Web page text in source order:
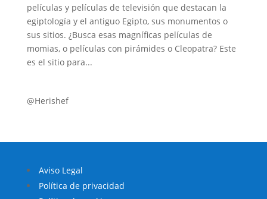
películas y películas de televisión que destacan la
egiptología y el antiguo Egipto, sus monumentos o
sus sitios. ¿Busca esas magníficas películas de
momias, o películas con pirámides o Cleopatra? Este
es el sitio para...
@Herishef
Aviso Legal
Política de privacidad